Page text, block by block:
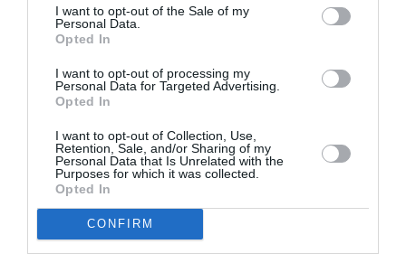
I want to opt-out of the Sale of my
Personal Data.
Opted In
I want to opt-out of processing my
Personal Data for Targeted Advertising.
Opted In
I want to opt-out of Collection, Use,
Retention, Sale, and/or Sharing of my
Personal Data that Is Unrelated with the
Purposes for which it was collected.
Opted In
CONFIRM
développement !
NOUS SOUTENIR
DERNIERS COMMENTAIRES